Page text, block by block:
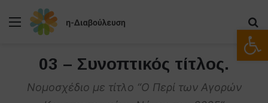
Μενού
03 – Συνοπτικός τίτλος.
Νομοσχέδιο με τίτλο “Ο Περί των Αγορών